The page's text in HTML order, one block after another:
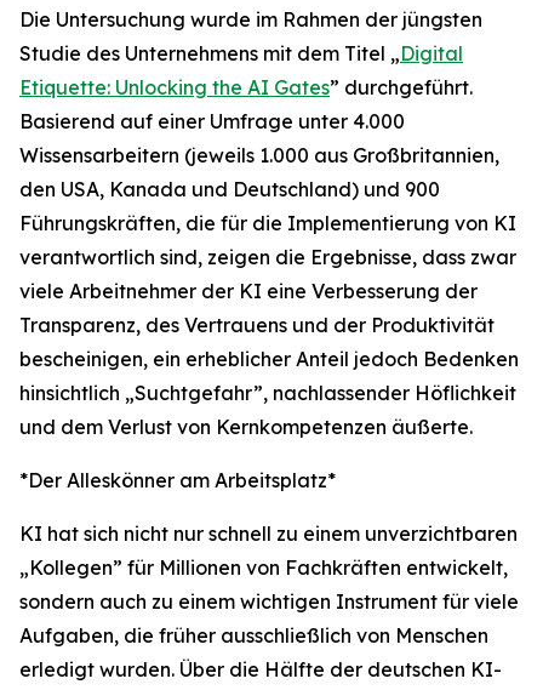
Die Untersuchung wurde im Rahmen der jüngsten
Studie des Unternehmens mit dem Titel „Digital
Etiquette: Unlocking the AI Gates” durchgeführt.
Basierend auf einer Umfrage unter 4.000
Wissensarbeitern (jeweils 1.000 aus Großbritannien,
den USA, Kanada und Deutschland) und 900
Führungskräften, die für die Implementierung von KI
verantwortlich sind, zeigen die Ergebnisse, dass zwar
viele Arbeitnehmer der KI eine Verbesserung der
Transparenz, des Vertrauens und der Produktivität
bescheinigen, ein erheblicher Anteil jedoch Bedenken
hinsichtlich „Suchtgefahr”, nachlassender Höflichkeit
und dem Verlust von Kernkompetenzen äußerte.
*Der Alleskönner am Arbeitsplatz*
KI hat sich nicht nur schnell zu einem unverzichtbaren
„Kollegen” für Millionen von Fachkräften entwickelt,
sondern auch zu einem wichtigen Instrument für viele
Aufgaben, die früher ausschließlich von Menschen
erledigt wurden. Über die Hälfte der deutschen KI-